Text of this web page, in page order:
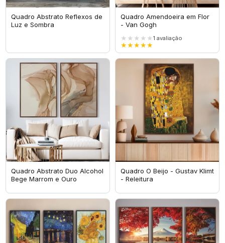
Quadro Abstrato Reflexos de
Luz e Sombra
Quadro Amendoeira em Flor
- Van Gogh
★★★★★
★★★★★
1 avaliação
Quadro Abstrato Duo Alcohol
Bege Marrom e Ouro
Quadro O Beijo - Gustav Klimt
- Releitura